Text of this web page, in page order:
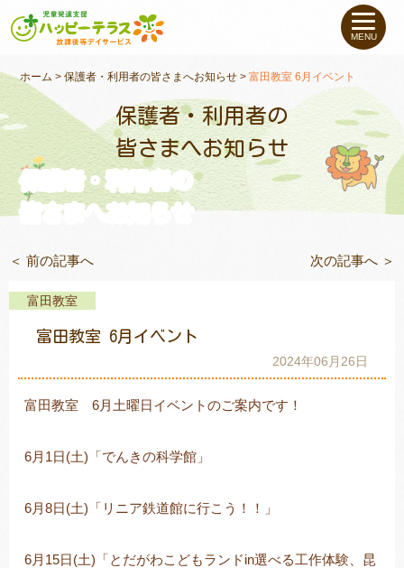
私たちについて
未就学のお子さま（０〜６才）
小学生〜高校生の お子さま
支援事例
教室一覧
MENU
ホーム >保護者・利用者の皆さまへお知らせ >富田教室 6月イベント
保護者・利用者の
皆さまへお知らせ
保護者・利用者の
皆さまへお知らせ
＜ 前の記事へ 次の記事へ ＞
富田教室
富田教室 6月イベント
2024年06月26日
富田教室 6月土曜日イベントのご案内です！
6月1日(土)「でんきの科学館」
6月8日(土)「リニア鉄道館に行こう！！」
6月15日(土)「とだがわこどもランドin選べる工作体験、昆